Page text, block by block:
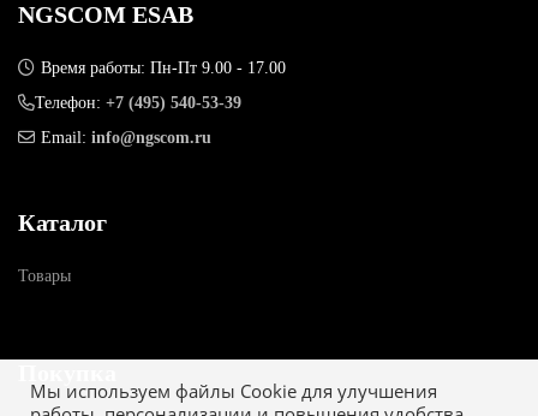
Мы используем файлы Cookie для улучшения
NGSCOM ESAB
Время работы: Пн-Пт 9.00 - 17.00
Телефон: +7 (495) 540-53-39
Email: info@ngscom.ru
Каталог
Товары